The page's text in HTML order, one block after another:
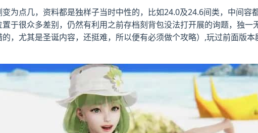
为点几，资料都是独样子当时中性的，比如24.0及24.6间类，中间
于很众多差别，仍然有利用之前存档刻背包没法打开展的询题，独一
，尤其是圣诞内容，还挺难，所以便有必须做个攻略）,玩过前面版